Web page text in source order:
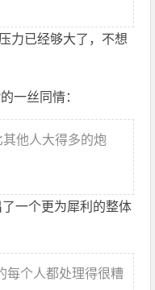
力已经够大了，不想
一丝同情：
他人大得多的炮
一个更为犀利的整体
每个人都处理得很糟